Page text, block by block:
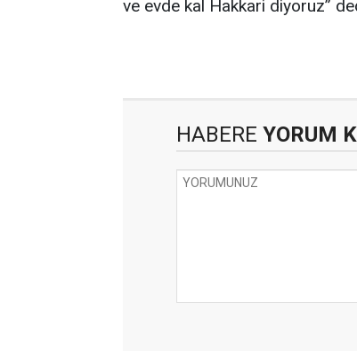
ve evde kal Hakkari diyoruz”
HABERE YORUM